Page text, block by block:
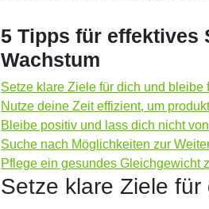
5 Tipps für effektives
Wachstum
Setze klare Ziele für dich und bleibe
Nutze deine Zeit effizient, um
Bleibe positiv und lass dich nicht
Suche nach Möglichkeiten zur
Pflege ein gesundes Gleichgewicht
Setze klare Ziele